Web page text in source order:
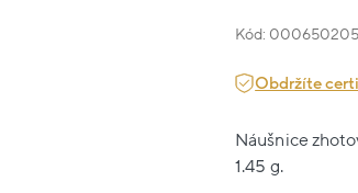
Kód:
Obdržíte
Náušnice
1.45 g.